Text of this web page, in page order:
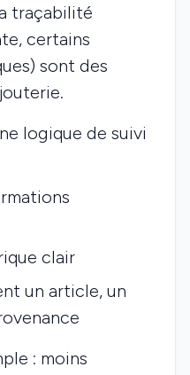
traçabilité
certains
sont des
logique de suivi
clair
un article, un
: moins